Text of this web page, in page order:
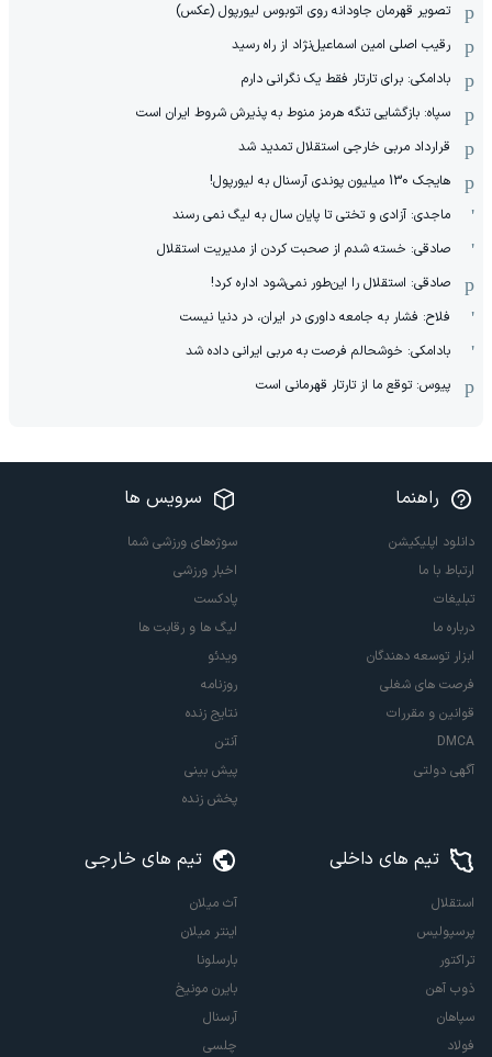
تصویر قهرمان جاودانه روی اتوبوس لیورپول (عکس)
رقیب اصلی امین اسماعیل‌نژاد از راه رسید
بادامکی: برای تارتار فقط یک نگرانی دارم
سپاه: بازگشایی تنگه هرمز منوط به پذیرش شروط ایران است
قرارداد مربی خارجی استقلال تمدید شد
هایجک 130 میلیون پوندی آرسنال به لیورپول!
ماجدی: آزادی و تختی تا پایان سال به لیگ نمی رسند
صادقی: خسته شدم از صحبت کردن از مدیریت استقلال
صادقی: استقلال را این‌طور نمی‌شود اداره کرد!
فلاح: فشار به جامعه داوری در ایران، در دنیا نیست
بادامکی: خوشحالم فرصت به مربی ایرانی داده شد
پیوس: توقع ما از تارتار قهرمانی است
راهنما
دانلود اپلیکیشن
ارتباط با ما
تبلیغات
درباره ما
ابزار توسعه دهندگان
فرصت های شغلی
قوانین و مقررات
DMCA
آگهی دولتی
سرویس ها
سوژه‌های ورزشی شما
اخبار ورزشی
پادکست
لیگ ها و رقابت ها
ویدئو
روزنامه
نتایج زنده
آنتن
پیش بینی
پخش زنده
تیم های داخلی
استقلال
پرسپولیس
تراکتور
ذوب آهن
سپاهان
فولاد
تیم های خارجی
آث میلان
اینتر میلان
بارسلونا
بایرن مونیخ
آرسنال
چلسی